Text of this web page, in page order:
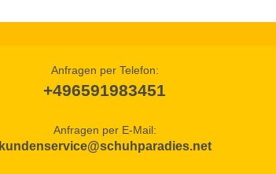
Anfragen per Telefon:
+496591983451
Anfragen per E-Mail:
kundenservice@schuhparadies.net